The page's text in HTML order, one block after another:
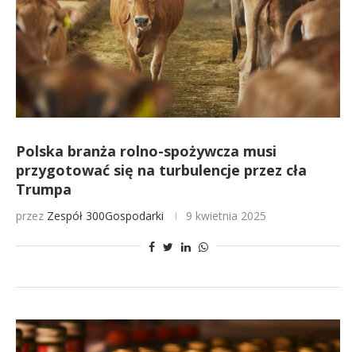
Polska branża rolno-spożywcza musi
przygotować się na turbulencje przez cła
Trumpa
przez Zespół 300Gospodarki 9 kwietnia 2025